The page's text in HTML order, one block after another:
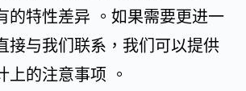
的特性差异 。如果需要更进一
接与我们联系，我们可以提供
上的注意事项 。